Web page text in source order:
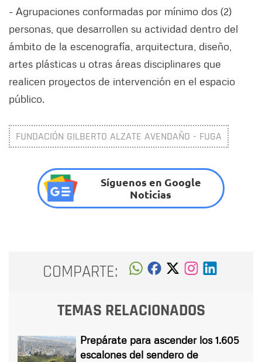
- Agrupaciones conformadas por mínimo dos (2)
personas, que desarrollen su actividad dentro del
ámbito de la escenografía, arquitectura, diseño,
artes plásticas u otras áreas disciplinares que
realicen proyectos de intervención en el espacio
público.
FUNDACIÓN GILBERTO ALZATE AVENDAÑO - FUGA
Síguenos en Google
Noticias
COMPARTE:
TEMAS RELACIONADOS
Prepárate para ascender los 1.605
escalones del sendero de